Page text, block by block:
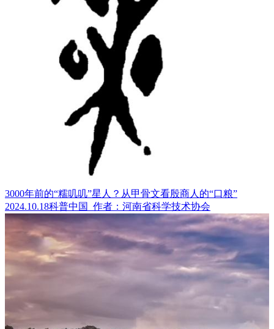
3000年前的“糯叽叽”星人？从甲骨文看殷商人的“口粮”
2024.10.18科普中国 作者：河南省科学技术协会